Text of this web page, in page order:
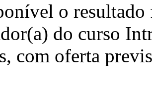
o resultado
do curso
com oferta